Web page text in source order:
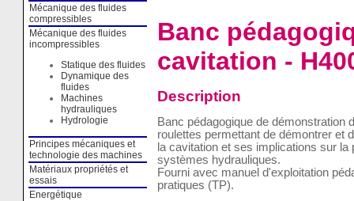
Mécanique des fluides
compressibles
Mécanique des fluides
incompressibles
Statique des fluides
Dynamique des
fluides
Machines
hydrauliques
Hydrologie
Principes mécaniques et
technologie des machines
Matériaux propriétés et
essais
Energétique
Banc
cavitation -
Description
Banc pédagogique de démonstration
roulettes permettant de démontrer et
la cavitation et ses implications sur
systèmes hydrauliques.
Fourni avec manuel d'exploitation
pratiques (TP).